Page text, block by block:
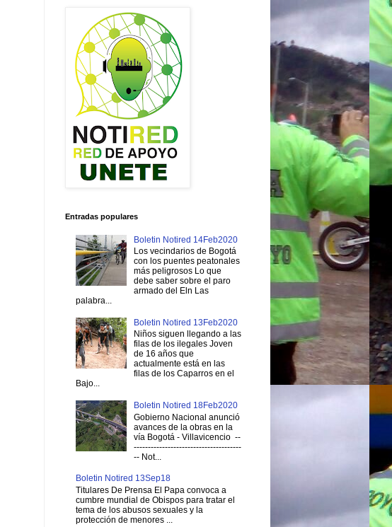
Entradas populares
Boletin Notired 14Feb2020
Los vecindarios de Bogotá
con los puentes peatonales
más peligrosos Lo que
debe saber sobre el paro
armado del Eln Las
palabra...
Boletin Notired 13Feb2020
Niños siguen llegando a las
filas de los ilegales Joven
de 16 años que
actualmente está en las
filas de los Caparros en el
Bajo...
Boletin Notired 18Feb2020
Gobierno Nacional anunció
avances de la obras en la
vía Bogotá - Villavicencio --
--------------------------------------
-- Not...
Boletin Notired 13Sep18
Titulares De Prensa El Papa convoca a
cumbre mundial de Obispos para tratar el
tema de los abusos sexuales y la
protección de menores ...